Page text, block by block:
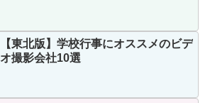
【東北版】学校行事にオススメのビデ
オ撮影会社10選